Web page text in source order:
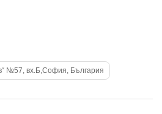
№57, вх.Б,София, България